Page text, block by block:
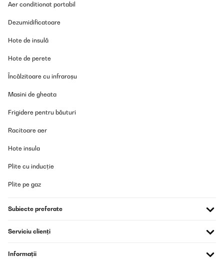
Aer conditionat portabil
Dezumidificatoare
Hote de insulă
Hote de perete
Încălzitoare cu infraroșu
Masini de gheata
Frigidere pentru băuturi
Racitoare aer
Hote insula
Plite cu inducție
Plite pe gaz
Subiecte preferate
Serviciu clienți
Informații